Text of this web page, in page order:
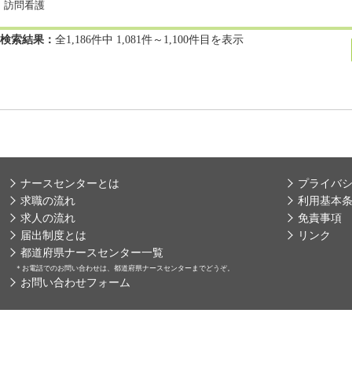
訪問看護
検索結果： 全1,186件中 1,081件～1,100件目を表示
ナースセンターとは
求職の流れ
求人の流れ
届出制度とは
都道府県ナースセンター一覧
＊ お電話でのお問い合わせは、都道府県ナースセンターまでどうぞ。
お問い合わせフォーム
プライバ
利用基本
免責事項
リンク